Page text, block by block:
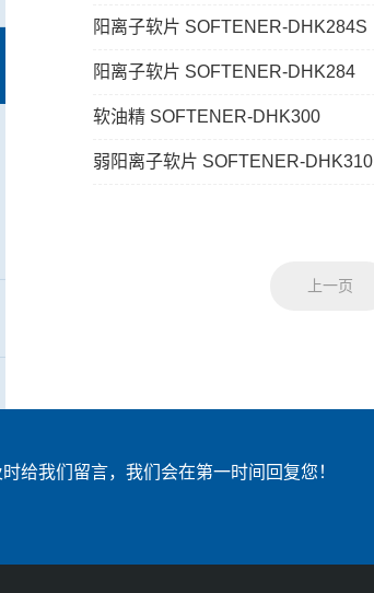
阳离子软片 SOFTENER-DHK284S
阳离子软片 SOFTENER-DHK284
软油精 SOFTENER-DHK300
弱阳离子软片 SOFTENER-DHK310
上一页
给我们留言，我们会在第一时间回复您！